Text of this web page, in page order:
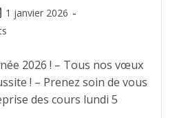
1 janvier 2026
2026 ! – Tous nos vœux
! – Prenez soin de vous
des cours lundi 5